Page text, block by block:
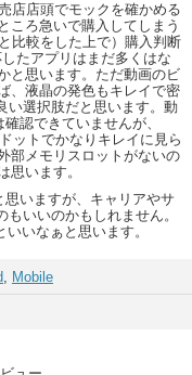
店店頭でモックを確かめる
ころ急いで購入してしまう
比較をした上で）購入判断
たアプリはまだ多くはな
と思います。ただ動画のビ
、液晶の発色もキレイで密
い選択肢だと思います。動
認できていませんが、
ットでかなりキレイに見ら
部メモリスロットがないの
思います。
いますが、キャリアやサ
いいのかもしれません。
いなぁと思います。
, Mobile